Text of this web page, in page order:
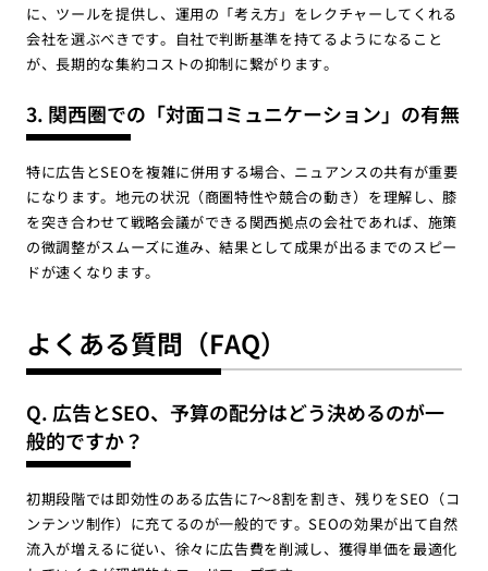
に、ツールを提供し、運用の「考え方」をレクチャーしてくれる
会社を選ぶべきです。自社で判断基準を持てるようになること
が、長期的な集約コストの抑制に繋がります。
3. 関西圏での「対面コミュニケーション」の有無
特に広告とSEOを複雑に併用する場合、ニュアンスの共有が重要
になります。地元の状況（商圏特性や競合の動き）を理解し、膝
を突き合わせて戦略会議ができる関西拠点の会社であれば、施策
の微調整がスムーズに進み、結果として成果が出るまでのスピー
ドが速くなります。
よくある質問（FAQ）
Q. 広告とSEO、予算の配分はどう決めるのが一
般的ですか？
初期段階では即効性のある広告に7〜8割を割き、残りをSEO（コ
ンテンツ制作）に充てるのが一般的です。SEOの効果が出て自然
流入が増えるに従い、徐々に広告費を削減し、獲得単価を最適化